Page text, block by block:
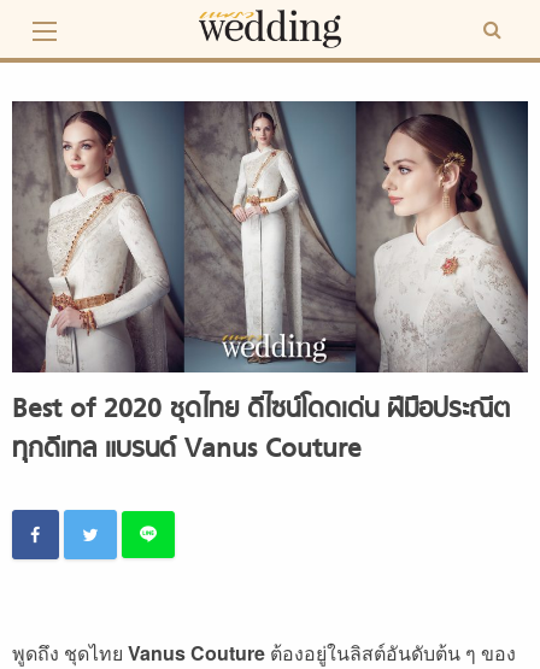
content
Best of 2020 ชุดไทย ดีไซน์โดดเด่น ฝีมือประณีต
ทุกดีเทล แบรนด์ Vanus Couture
พูดถึง ชุดไทย Vanus Couture ต้องอยู่ในลิสต์อันดับต้น ๆ ของ